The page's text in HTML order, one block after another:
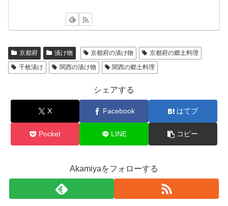
京都府 漬け物 京都府の漬け物
京都府の郷土料理
千枚漬け
関西の漬け物 関西の郷土料理
シェアする
X Facebook はてブ
Pocket LINE コピー
Akamiyaをフォローする